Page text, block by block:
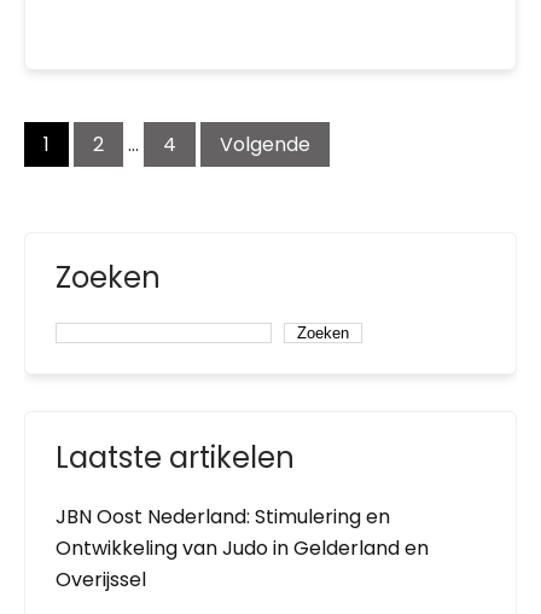
Posts
pagination
1 2 … 4 Volgende
Zoeken
Zoeken
Laatste artikelen
JBN Oost Nederland: Stimulering en
Ontwikkeling van Judo in Gelderland en
Overijssel